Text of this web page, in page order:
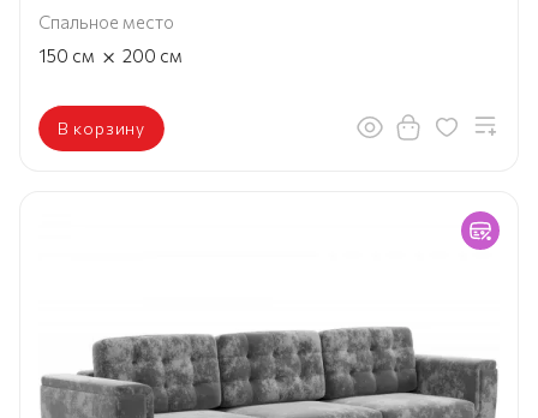
Спальное место
150 см × 200 см
В корзину